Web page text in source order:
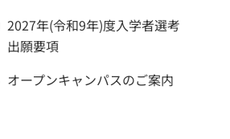
2027年(令和9年)度入学者選考
出願要項
オープンキャンパスのご案内